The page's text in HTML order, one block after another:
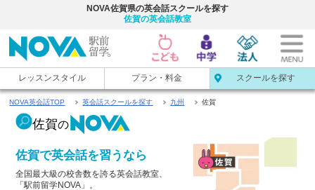
NOVA佐賀県の英会話スクールを探す
佐賀の英会話教室
レッスンスタイル プラン・料金 スクールを探す
NOVA英会話TOP 英会話スクールを探す 九州 佐賀
佐賀の
佐賀で英会話を習うなら
全国最大級の校舎数を誇る英会話教室、
「駅前留学NOVA」。